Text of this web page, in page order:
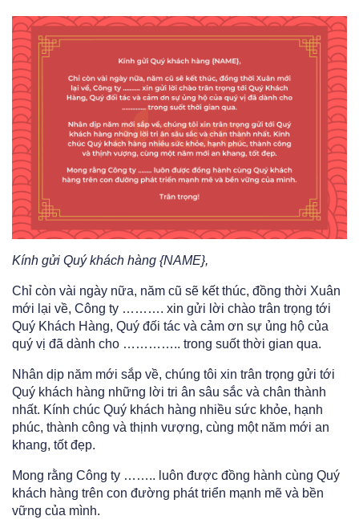
Kính gửi Quý khách hàng {NAME},
Chỉ còn vài ngày nữa, năm cũ sẽ kết thúc, đồng thời Xuân
mới lại về, Công ty ………. xin gửi lời chào trân trọng tới
Quý Khách Hàng, Quý đối tác và cảm ơn sự ủng hộ của
quý vị đã dành cho ………….. trong suốt thời gian qua.
Nhân dịp năm mới sắp về, chúng tôi xin trân trọng gửi tới
Quý khách hàng những lời tri ân sâu sắc và chân thành
nhất. Kính chúc Quý khách hàng nhiều sức khỏe, hạnh
phúc, thành công và thịnh vượng, cùng một năm mới an
khang, tốt đẹp.
Mong rằng Công ty …….. luôn được đồng hành cùng Quý
khách hàng trên con đường phát triển mạnh mẽ và bền
vững của mình.